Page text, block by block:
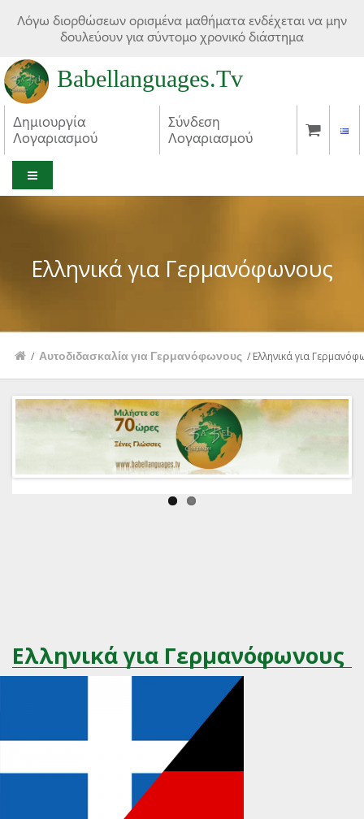
Λόγω διορθώσεων ορισμένα μαθήματα ενδέχεται να μην
δουλεύουν για σύντομο χρονικό διάστημα
Babellanguages.Tv
Δημιουργία
Λογαριασμού
Σύνδεση
Λογαριασμού
Ελληνικά για Γερμανόφωνους
/ Αυτοδιδασκαλία για Γερμανόφωνους / Ελληνικά για
Ελληνικά για Γερμανόφωνους